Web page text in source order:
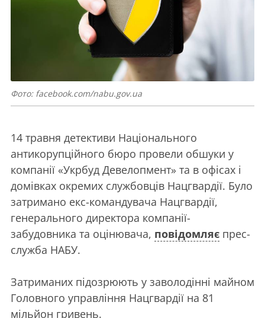
Фото: facebook.com/nabu.gov.ua
14 травня детективи Національного
антикорупційного бюро провели обшуки у
компанії «Укрбуд Девелопмент» та в офісах і
домівках окремих службовців Нацгвардії. Було
затримано екс-командувача Нацгвардії,
генерального директора компанії-
забудовника та оцінювача, повідомляє прес-
служба НАБУ.
Затриманих підозрюють у заволодінні майном
Головного управління Нацгвардії на 81
мільйон гривень.